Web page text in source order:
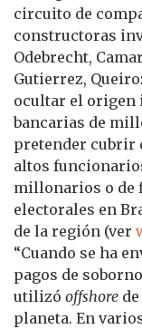
circuito de
constructoras
Odebrecht,
Gutierrez,
ocultar el origen
bancarias de
pretender cubrir
altos
millonarios o de
electorales en
de la región (ver
“Cuando se ha
pagos de
utilizó offshore
planeta. En